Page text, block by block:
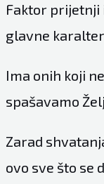
Faktor prijetnji
glavne
Ima onih koji
spašavamo
Zarad
ovo sve što se